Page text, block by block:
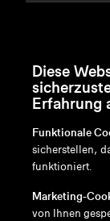
en/nl/fr/de
Disclaimer
Diese
Erfahrung
Funktionale
sicherstellen,
funktioniert.
Marketing-
von Ihnen